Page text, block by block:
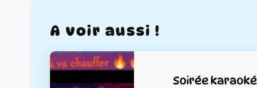
A voir aussi !
Soirée